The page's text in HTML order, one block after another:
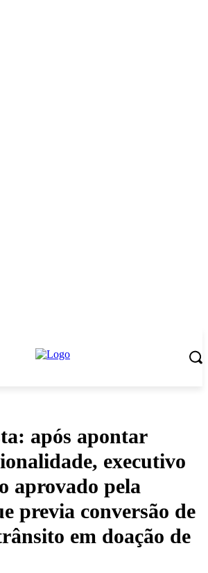
após apontar
executivo
aprovado pela
previa conversão de
em doação de